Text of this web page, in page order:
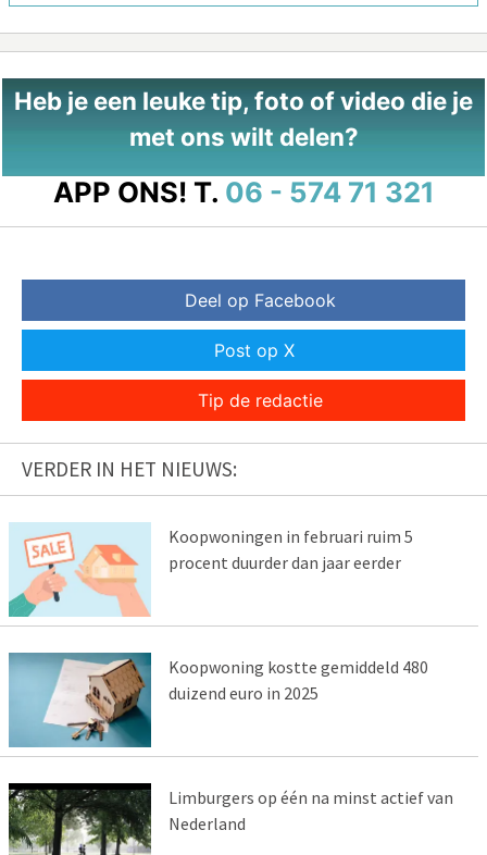
Heb je een leuke tip, foto of video die je
met ons wilt delen?
APP ONS! T. 06 - 574 71 321
Deel op Facebook
Post op X
Tip de redactie
VERDER IN HET NIEUWS:
Koopwoningen in februari ruim 5
procent duurder dan jaar eerder
Koopwoning kostte gemiddeld 480
duizend euro in 2025
Limburgers op één na minst actief van
Nederland